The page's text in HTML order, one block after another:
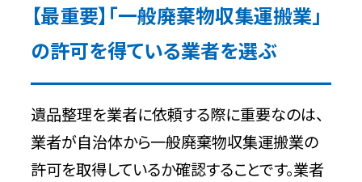
【最重要】「一般廃棄物収集運搬業」
の許可を得ている業者を選ぶ
遺品整理を業者に依頼する際に重要なのは、
業者が自治体から一般廃棄物収集運搬業の
許可を取得しているか確認することです。業者